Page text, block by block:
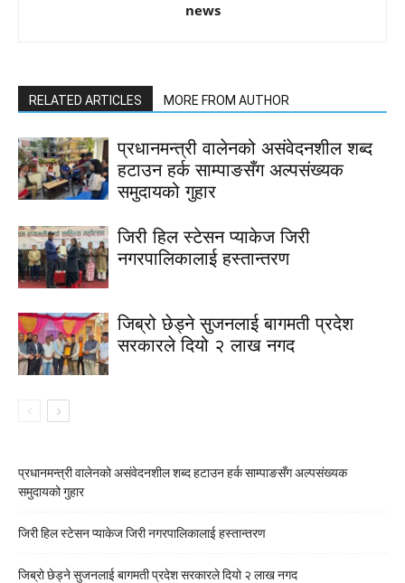
news
RELATED ARTICLES MORE FROM AUTHOR
प्रधानमन्त्री वालेनको असंवेदनशील शब्द
हटाउन हर्क साम्पाङसँग अल्पसंख्यक
समुदायको गुहार
जिरी हिल स्टेसन प्याकेज जिरी
नगरपालिकालाई हस्तान्तरण
जिब्रो छेड्ने सुजनलाई बागमती प्रदेश
सरकारले दियो २ लाख नगद
प्रधानमन्त्री वालेनको असंवेदनशील शब्द हटाउन हर्क साम्पाङसँग अल्पसंख्यक
समुदायको गुहार
जिरी हिल स्टेसन प्याकेज जिरी नगरपालिकालाई हस्तान्तरण
जिब्रो छेड्ने सुजनलाई बागमती प्रदेश सरकारले दियो २ लाख नगद